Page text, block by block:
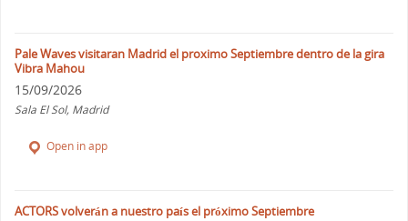
Pale Waves visitaran Madrid el proximo Septiembre dentro de la gira
Vibra Mahou
15/09/2026
Sala El Sol, Madrid
Open in app
ACTORS volverán a nuestro país el próximo Septiembre